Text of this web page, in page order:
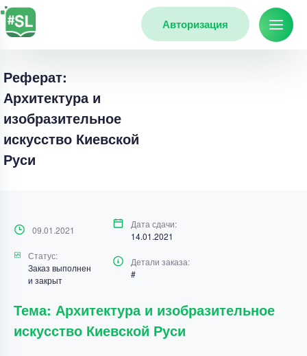
Авторизация
Реферат:
Архитектура и
изобразительное
искусство Киевской
Руси
09.01.2021
Дата сдачи:
14.01.2021
Статус:
Заказ выполнен
и закрыт
Детали заказа:
#
Тема: Архитектура и изобразительное
искусство Киевской Руси